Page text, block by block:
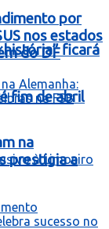
história” ficará
fim de abril
por
nos estados
do DF
na
prestigia a